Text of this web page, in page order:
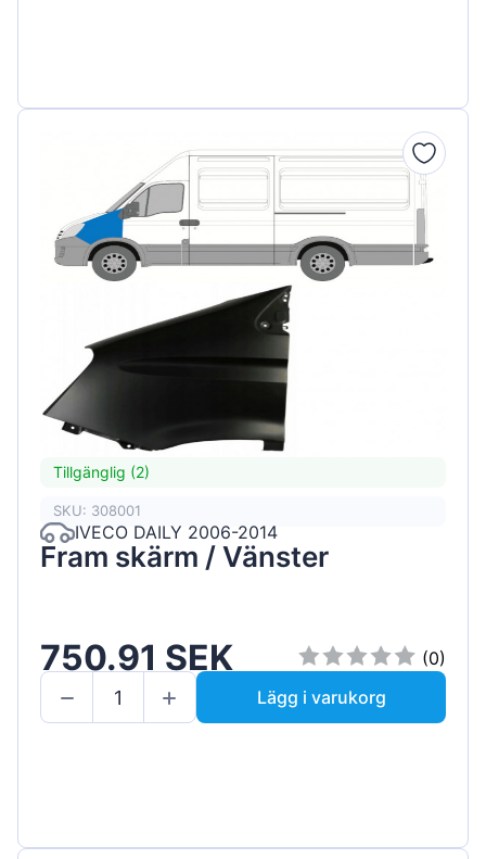
Tillgänglig (2)
SKU: 308001
IVECO DAILY 2006-2014
Fram skärm / Vänster
750.91 SEK
(0)
Lägg i varukorg